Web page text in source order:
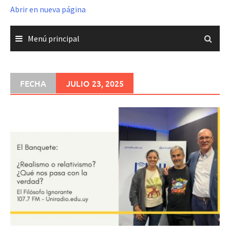
Abrir en nueva página
Menú principal
FECHA JULIO 23, 2025